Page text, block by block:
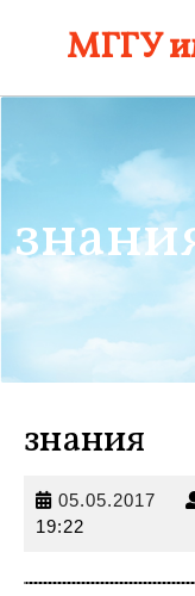
МГГУ
знания
05.05.2017
19:22